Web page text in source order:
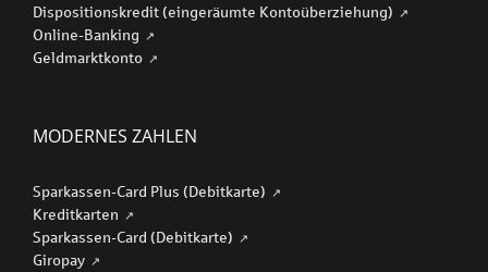
Dispositionskredit (eingeräumte Kontoüberziehung)
Online-Banking
Geldmarktkonto
MODERNES ZAHLEN
Sparkassen-Card Plus (Debitkarte)
Kreditkarten
Sparkassen-Card (Debitkarte)
Giropay